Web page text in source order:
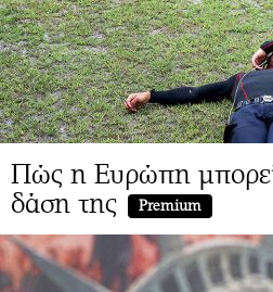
Πώς η Ευρώπη
δάση της
Premium